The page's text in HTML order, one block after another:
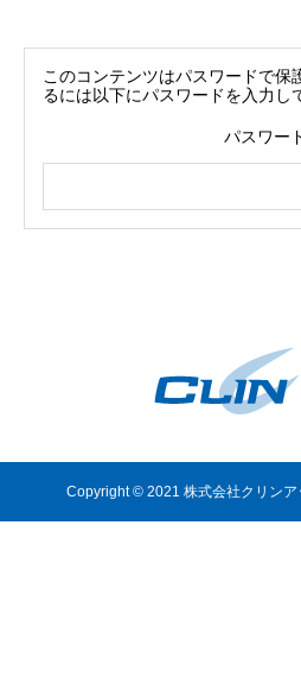
このコンテンツはパスワードで保
るには以下にパスワードを入力し
パスワー
Copyright © 2021 株式会社クリン